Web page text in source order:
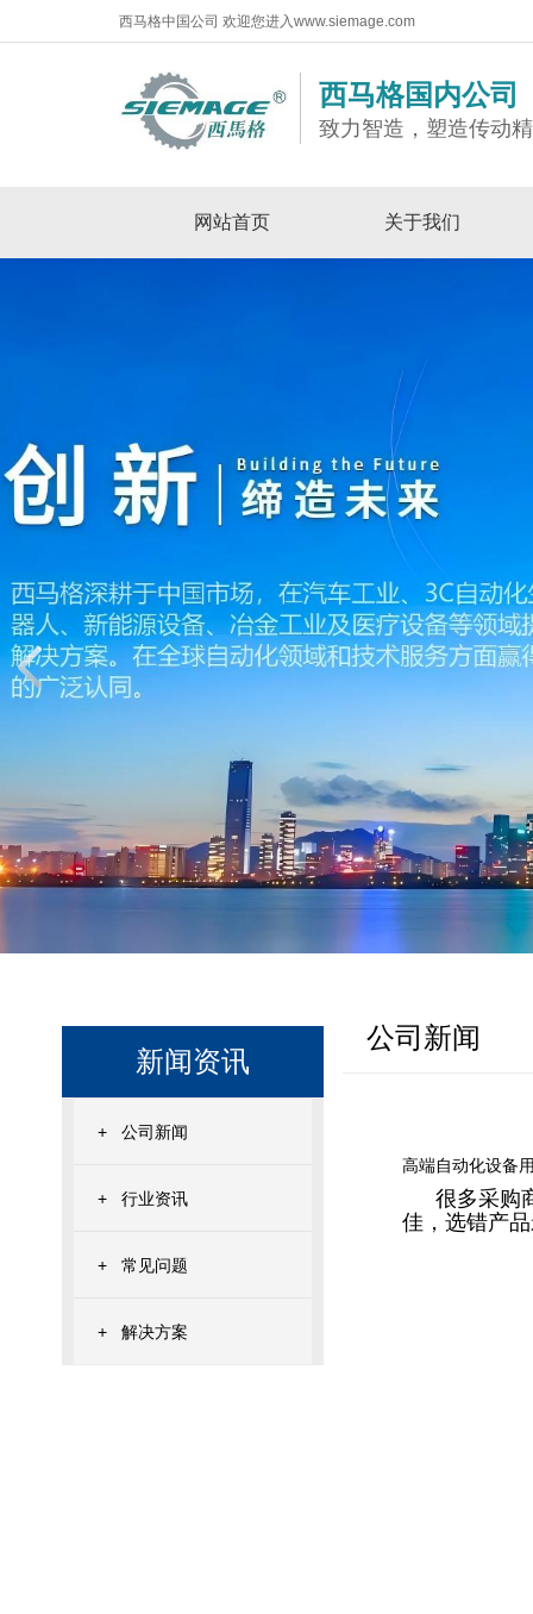
西马格中国公司 欢迎您进入www.siemage.com
西马格国内公司
致力智造，塑造传动
网站首页 关于我们
新闻资讯
+ 公司新闻
+ 行业资讯
+ 常见问题
+ 解决方案
公司新闻
高端自动化设备
很多采购
佳，选错产